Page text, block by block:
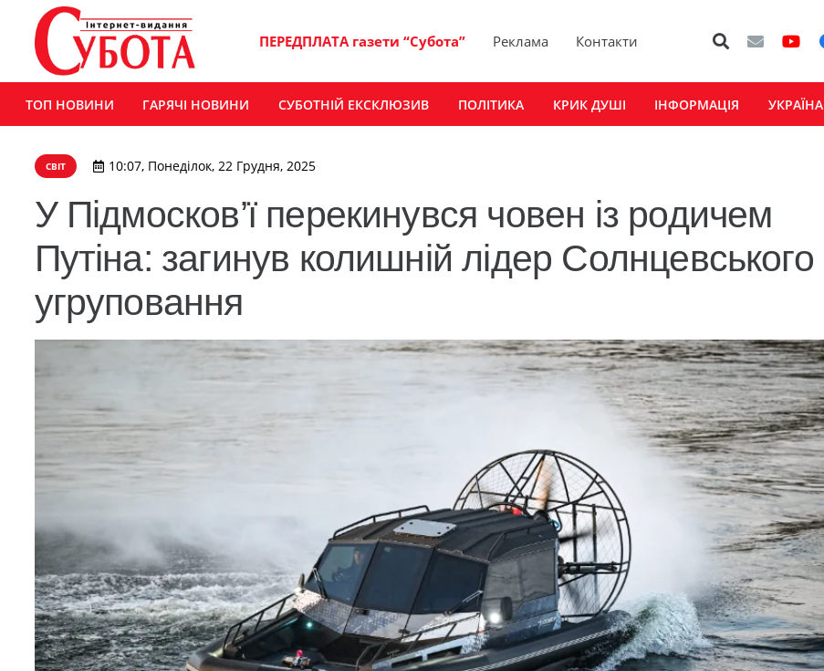
ПЕРЕДПЛАТА газети “Субота” Реклама Контакти
ТОП НОВИНИ ГАРЯЧІ НОВИНИ СУБОТНІЙ ЕКСКЛЮЗИВ ПОЛІТИКА КРИК ДУШІ ІНФОРМАЦІЯ УКРАЇНА
СВІТ 10:07, Понеділок, 22 Грудня, 2025
У Підмосков’ї перекинувся човен із родичем
Путіна: загинув колишній лідер Солнцевського
угруповання